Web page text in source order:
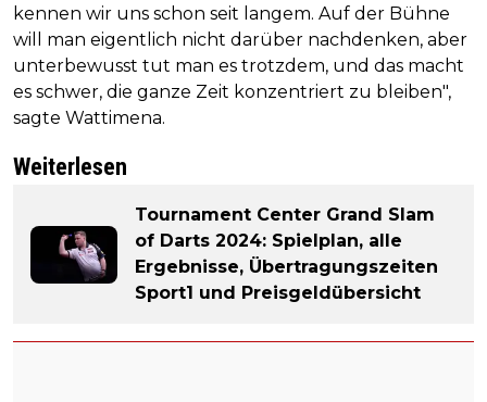
kennen wir uns schon seit langem. Auf der Bühne
will man eigentlich nicht darüber nachdenken, aber
unterbewusst tut man es trotzdem, und das macht
es schwer, die ganze Zeit konzentriert zu bleiben",
sagte Wattimena.
Weiterlesen
Tournament Center Grand Slam
of Darts 2024: Spielplan, alle
Ergebnisse, Übertragungszeiten
Sport1 und Preisgeldübersicht